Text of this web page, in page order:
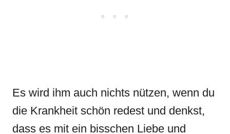
Es wird ihm auch nichts nützen, wenn du
die Krankheit schön redest und denkst,
dass es mit ein bisschen Liebe und